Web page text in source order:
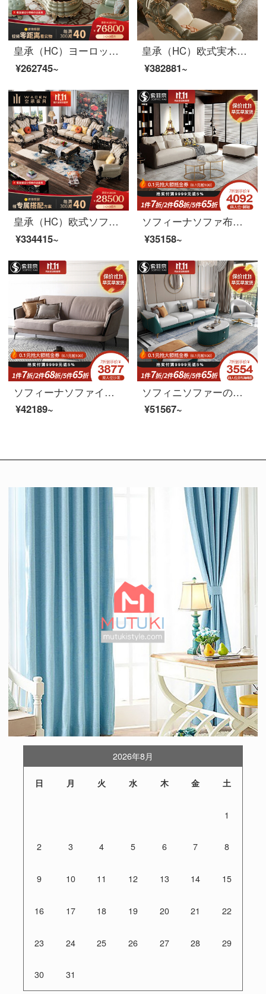
皇承（HC）ヨーロッパ式豪華ソファ高級住宅客間家具に金箔四人の組み合わせソファを貼る859 SF欧豪華別荘に金箔ソファシングルポジションを貼る。
¥262745~
皇承（HC）欧式実木彫刻ソファ大戸型別荘クラウン本革ソファセット832【シングル位+ツイン位+4人位】
¥382881~
皇承（HC）欧式ソファアメリカンリビングセット本革の木の彫刻家具セット628シングル+二人+四人セット
¥334415~
ソフィーナソファ布芸ソファーイタリアの軽い贅沢な布芸がソファーのリビングルームのミニチュアを分解して洗うことができます。北欧の三人の四人です。
¥35158~
ソフィーナソファイタリア式極简羽毛布芸ソファー北欧現代簡単客間ins風小室タイプ三人のソファ二人席
¥42189~
ソフィニソファーの本革ソファは簡単に現代北欧イタリア式の軽い贅沢な本革ソファーの布芸ソファーの大きさの部屋型リビングルームの無料洗濯科学技術布ソファーの2+1+2+貴妃皮布ゴムのモデルです。
¥51567~
2026年8月
日 月 火 水 木 金 土
1
2 3 4 5 6 7 8
9 10 11 12 13 14 15
16 17 18 19 20 21 22
23 24 25 26 27 28 29
30 31